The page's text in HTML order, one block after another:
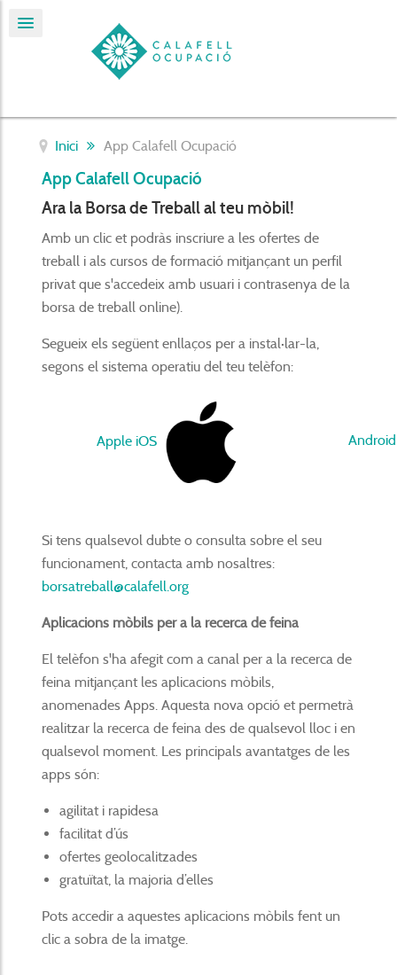
Inici App Calafell Ocupació
App Calafell Ocupació
Ara la Borsa de Treball al teu mòbil!
Amb un clic et podràs inscriure a les ofertes de
treball i als cursos de formació mitjançant un perfil
privat que s'accedeix amb usuari i contrasenya de la
borsa de treball online).
Segueix els següent enllaços per a instal·lar-la,
segons el sistema operatiu del teu telèfon:
Apple iOS
Si tens qualsevol dubte o consulta sobre el seu
funcionament, contacta amb nosaltres:
borsatreball@calafell.org
Aplicacions mòbils per a la recerca de feina
El telèfon s'ha afegit com a canal per a la recerca de
feina mitjançant les aplicacions mòbils,
anomenades Apps. Aquesta nova opció et permetrà
realitzar la recerca de feina des de qualsevol lloc i en
qualsevol moment. Les principals avantatges de les
apps són:
agilitat i rapidesa
facilitat d’ús
ofertes geolocalitzades
gratuïtat, la majoria d’elles
Pots accedir a aquestes aplicacions mòbils fent un
clic a sobra de la imatge.